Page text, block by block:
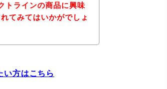
トラインの商品に興味
てみてはいかがでしょ
い方はこちら